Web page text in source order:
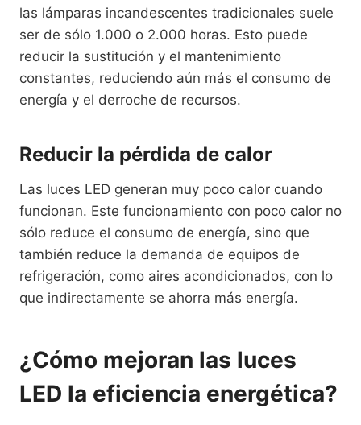
las lámparas incandescentes tradicionales suele
ser de sólo 1.000 o 2.000 horas. Esto puede
reducir la sustitución y el mantenimiento
constantes, reduciendo aún más el consumo de
energía y el derroche de recursos.
Reducir la pérdida de calor
Las luces LED generan muy poco calor cuando
funcionan. Este funcionamiento con poco calor no
sólo reduce el consumo de energía, sino que
también reduce la demanda de equipos de
refrigeración, como aires acondicionados, con lo
que indirectamente se ahorra más energía.
¿Cómo mejoran las luces
LED la eficiencia energética?